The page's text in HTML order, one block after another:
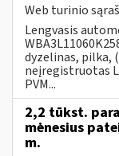
Web turinio
Lengvasis
dyzelinas, pilka,
neįregistruotas
PVM...
2,2 tūkst.
mėnesius
m.